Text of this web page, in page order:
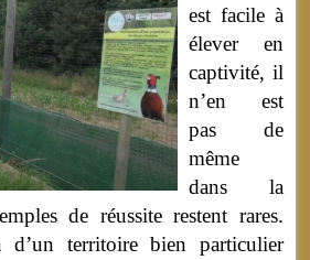
est facile à
élever en
captivité, il
n’en est
pas de
même
dans la
de réussite restent rares.
d’un territoire bien particulier